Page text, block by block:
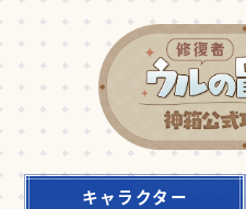
キャラクター